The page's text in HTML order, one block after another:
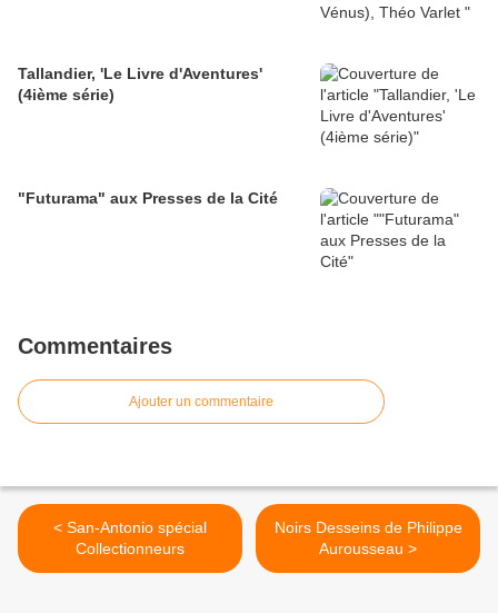
Tallandier, 'Le Livre d'Aventures'
(4ième série)
"Futurama" aux Presses de la Cité
Commentaires
Ajouter un commentaire
< San-Antonio spécial
Collectionneurs
Noirs Desseins de Philippe
Aurousseau >